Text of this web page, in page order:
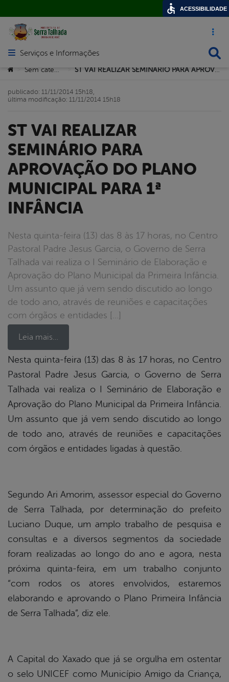
Acesso
Abrir menu principal de navegação
Serviços e Informações
Você está aqui:
> >
ST VAI REALIZAR
SEMINÁRIO PARA
APROVAÇÃO DO PLANO
MUNICIPAL PARA 1ª
INFÂNCIA
Nesta quinta-feira (13) das 8 às 17 horas, no Centro
Pastoral Padre Jesus Garcia, o Governo de Serra
Talhada vai realiza o I Seminário de Elaboração e
Aprovação do Plano Municipal da Primeira Infância.
Um assunto que já vem sendo discutido ao longo
de todo ano, através de reuniões e capacitações
com órgãos e entidades […]
Leia mais…
publicado: 11/11/2014 15h18,
última modificação: 11/11/2014 15h18
Nesta quinta-feira (13) das 8 às 17 horas, no Centro
Pastoral Padre Jesus Garcia, o Governo de Serra
Talhada vai realiza o I Seminário de Elaboração e
Aprovação do Plano Municipal da Primeira Infância.
Um assunto que já vem sendo discutido ao longo
de todo ano, através de reuniões e capacitações
com órgãos e entidades ligadas à questão.
Segundo Ari Amorim, assessor especial do Governo
de Serra Talhada, por determinação do prefeito
Luciano Duque, um amplo trabalho de pesquisa e
consultas e a diversos segmentos da sociedade
foram realizadas ao longo do ano e agora, nesta
próxima quinta-feira, em um trabalho conjunto
“com rodos os atores envolvidos, estaremos
elaborando e aprovando o Plano Primeira Infância
de Serra Talhada”, diz ele.
A Capital do Xaxado que já se orgulha em ostentar
o selo UNICEF como Município Amigo da Criança,
ACESSIBILIDADE